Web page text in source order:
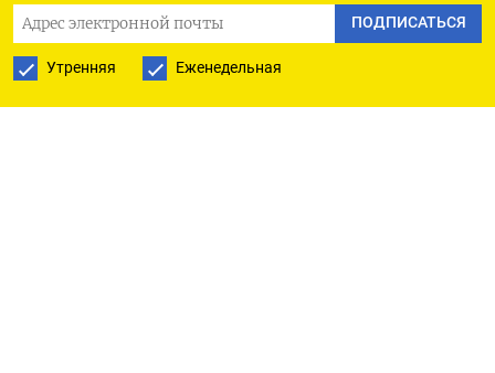
ПОДПИСАТЬСЯ
Утренняя Еженедельная
комментарий по данному иску.
Совкомбанк уже пытался подать иск к HSBС по